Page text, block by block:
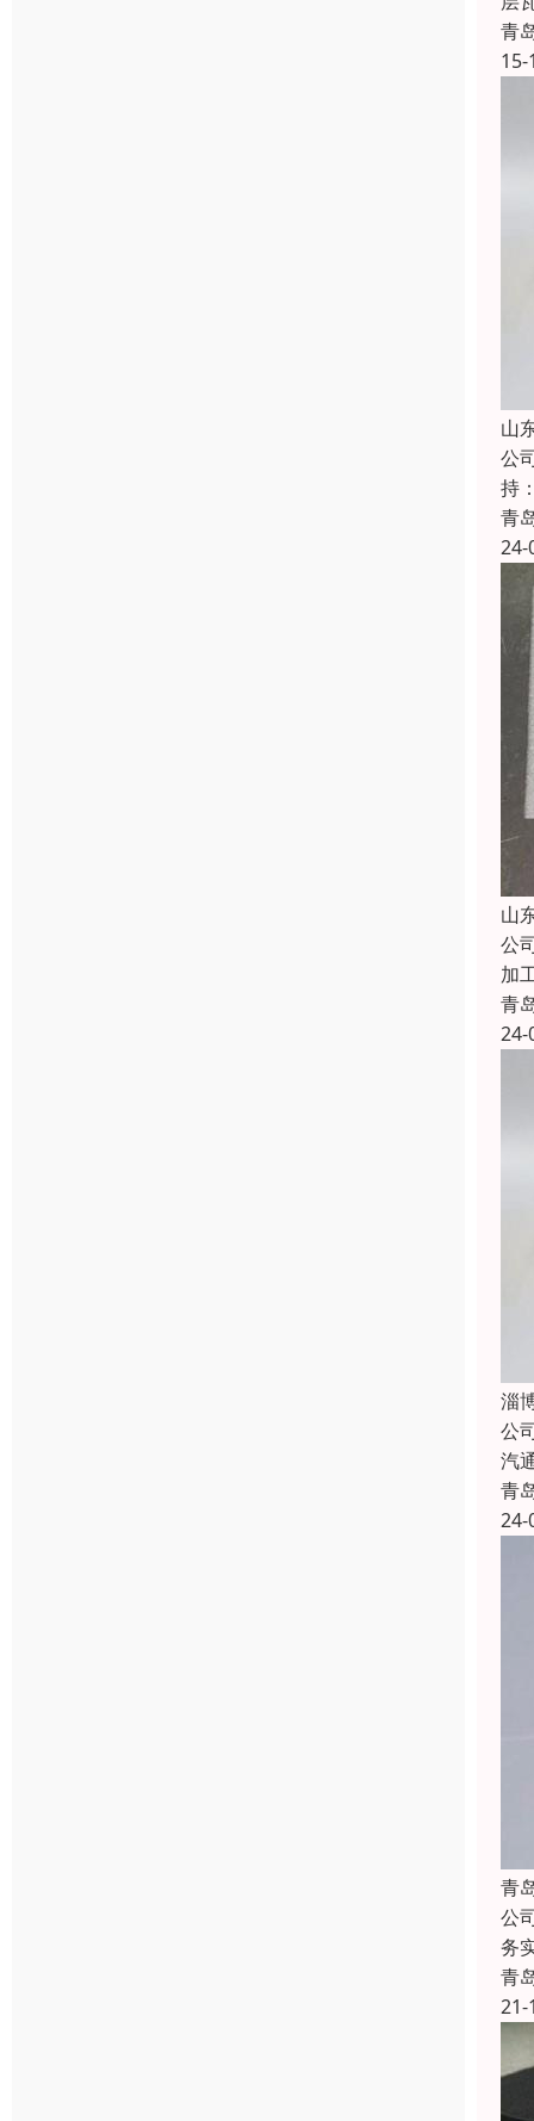
青
15-
山
公
持
青
24-
山
公
加
青
24-
淄
公
汽
青
24-
青
公
务
青
21-